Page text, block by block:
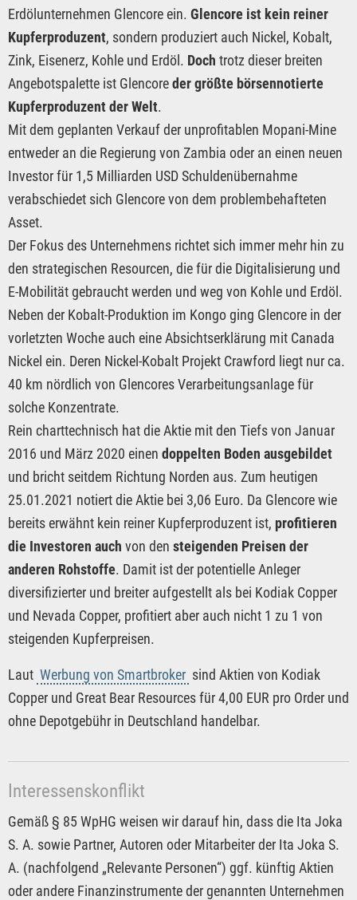
Erdölunternehmen Glencore ein. Glencore ist kein reiner
Kupferproduzent, sondern produziert auch Nickel, Kobalt,
Zink, Eisenerz, Kohle und Erdöl. Doch trotz dieser breiten
Angebotspalette ist Glencoreder größte börsennotierte
Kupferproduzent der Welt.
Mit dem geplanten Verkauf der unprofitablen Mopani-Mine
entweder an die Regierung von Zambia oder an einen neuen
Investor für 1,5 Milliarden USD Schuldenübernahme
verabschiedet sich Glencore von dem problembehafteten
Asset.
Der Fokus des Unternehmens richtet sich immer mehr hin zu
den strategischen Resourcen, die für die Digitalisierung und
E-Mobilität gebraucht werden und weg von Kohle und Erdöl.
Neben der Kobalt-Produktion im Kongo ging Glencore in der
vorletzten Woche auch eine Absichtserklärung mit Canada
Nickel ein. Deren Nickel-Kobalt Projekt Crawford liegt nur ca.
40 km nördlich von Glencores Verarbeitungsanlage für
solche Konzentrate.
Rein charttechnisch hat die Aktie mit den Tiefs von Januar
2016 und März 2020 einen doppelten Boden ausgebildet
und bricht seitdem Richtung Norden aus. Zum heutigen
25.01.2021 notiert die Aktie bei 3,06 Euro. Da Glencore wie
bereits erwähnt kein reiner Kupferproduzent ist, profitieren
die Investoren auch von den steigenden Preisen der
anderen Rohstoffe. Damit ist der potentielle Anleger
diversifizierter und breiter aufgestellt als bei Kodiak Copper
und Nevada Copper, profitiert aber auch nicht 1 zu 1 von
steigenden Kupferpreisen.
Laut Werbung von Smartbroker sind Aktien von Kodiak
Copper und Great Bear Resources für 4,00 EUR pro Order und
ohne Depotgebühr in Deutschland handelbar.
Interessenskonflikt
Gemäß § 85 WpHG weisen wir darauf hin, dass die Ita Joka
S. A. sowie Partner, Autoren oder Mitarbeiter der Ita Joka S.
A. (nachfolgend „Relevante Personen“) ggf. künftig Aktien
oder andere Finanzinstrumente der genannten Unternehmen